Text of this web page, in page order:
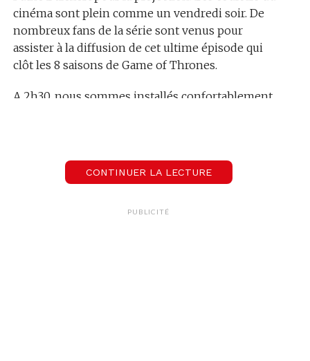
cinéma sont plein comme un vendredi soir. De
nombreux fans de la série sont venus pour
assister à la diffusion de cet ultime épisode qui
clôt les 8 saisons de Game of Thrones.
A 2h30, nous sommes installés confortablement
l’épopée. Une fin que les producteurs de la série
nous ont promise douce amère.
CONTINUER LA LECTURE
PUBLICITÉ